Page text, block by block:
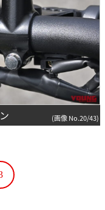
(画像 No.20/43)